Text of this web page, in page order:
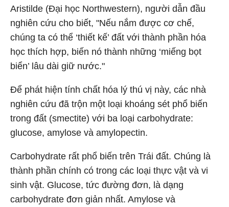
Aristilde (Đại học Northwestern), người dẫn đầu
nghiên cứu cho biết, "Nếu nắm được cơ chế,
chúng ta có thể ‘thiết kế’ đất với thành phần hóa
học thích hợp, biến nó thành những ‘miếng bọt
biển’ lâu dài giữ nước."
Để phát hiện tính chất hóa lý thú vị này, các nhà
nghiên cứu đã trộn một loại khoáng sét phổ biến
trong đất (smectite) với ba loại carbohydrate:
glucose, amylose và amylopectin.
Carbohydrate rất phổ biến trên Trái đất. Chúng là
thành phần chính có trong các loại thực vật và vi
sinh vật. Glucose, tức đường đơn, là dạng
carbohydrate đơn giản nhất. Amylose và